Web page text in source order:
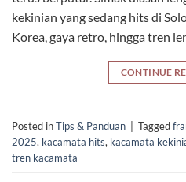
kekinian yang sedang hits di
Korea, gaya retro, hingga tren
CONTINUE
Posted inTips & Panduan Tagged
2025, kacamata hits, kacamata
tren kacamata